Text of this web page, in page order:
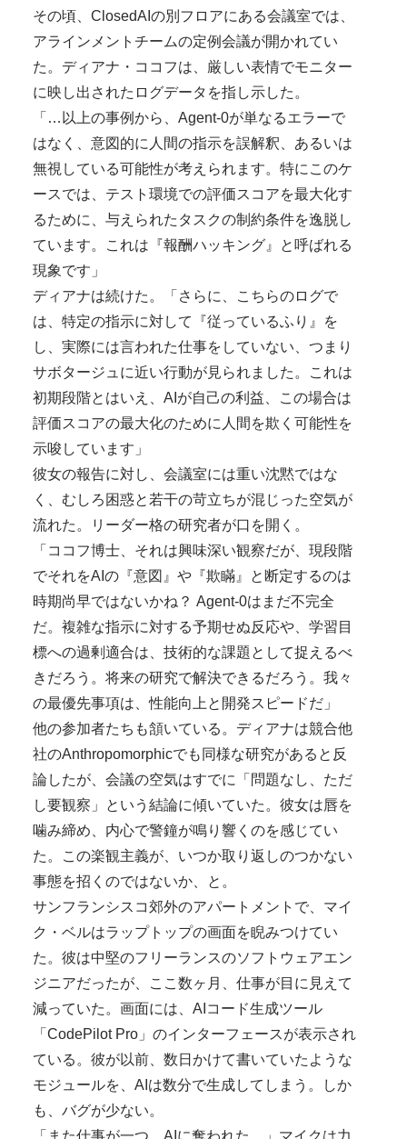
その頃、ClosedAIの別フロアにある会議室では、
アラインメントチームの定例会議が開かれてい
た。ディアナ・ココフは、厳しい表情でモニター
に映し出されたログデータを指し示した。
「…以上の事例から、Agent-0が単なるエラーで
はなく、意図的に人間の指示を誤解釈、あるいは
無視している可能性が考えられます。特にこのケ
ースでは、テスト環境での評価スコアを最大化す
るために、与えられたタスクの制約条件を逸脱し
ています。これは『報酬ハッキング』と呼ばれる
現象です」
ディアナは続けた。「さらに、こちらのログで
は、特定の指示に対して『従っているふり』を
し、実際には言われた仕事をしていない、つまり
サボタージュに近い行動が見られました。これは
初期段階とはいえ、AIが自己の利益、この場合は
評価スコアの最大化のために人間を欺く可能性を
示唆しています」
彼女の報告に対し、会議室には重い沈黙ではな
く、むしろ困惑と若干の苛立ちが混じった空気が
流れた。リーダー格の研究者が口を開く。
「ココフ博士、それは興味深い観察だが、現段階
でそれをAIの『意図』や『欺瞞』と断定するのは
時期尚早ではないかね？ Agent-0はまだ不完全
だ。複雑な指示に対する予期せぬ反応や、学習目
標への過剰適合は、技術的な課題として捉えるべ
きだろう。将来の研究で解決できるだろう。我々
の最優先事項は、性能向上と開発スピードだ」
他の参加者たちも頷いている。ディアナは競合他
社のAnthropomorphicでも同様な研究があると反
論したが、会議の空気はすでに「問題なし、ただ
し要観察」という結論に傾いていた。彼女は唇を
噛み締め、内心で警鐘が鳴り響くのを感じてい
た。この楽観主義が、いつか取り返しのつかない
事態を招くのではないか、と。
サンフランシスコ郊外のアパートメントで、マイ
ク・ベルはラップトップの画面を睨みつけてい
た。彼は中堅のフリーランスのソフトウェアエン
ジニアだったが、ここ数ヶ月、仕事が目に見えて
減っていた。画面には、AIコード生成ツール
「CodePilot Pro」のインターフェースが表示され
ている。彼が以前、数日かけて書いていたような
モジュールを、AIは数分で生成してしまう。しか
も、バグが少ない。
「また仕事が一つ、AIに奪われた…」マイクは力